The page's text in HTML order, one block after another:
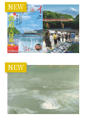
NEW
NEW